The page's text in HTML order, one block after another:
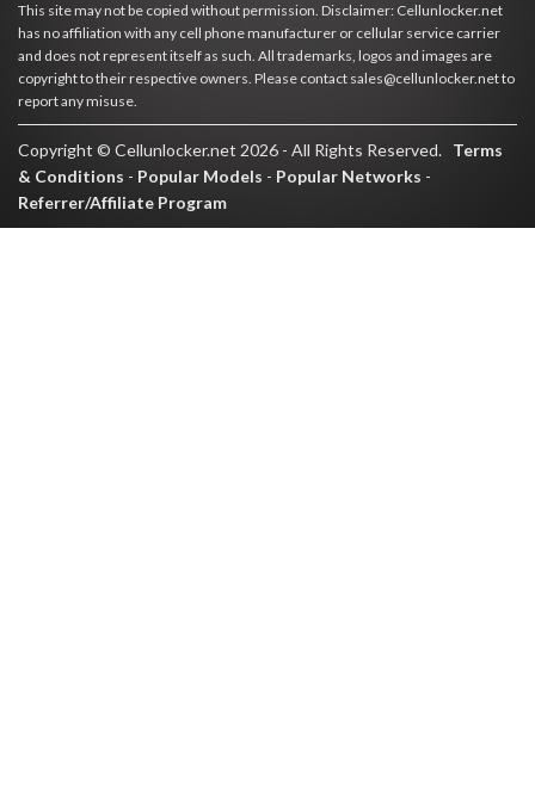
This site may not be copied without permission. Disclaimer: Cellunlocker.net
has no affiliation with any cell phone manufacturer or cellular service carrier
and does not represent itself as such. All trademarks, logos and images are
copyright to their respective owners. Please contact sales@cellunlocker.net to
report any misuse.
Copyright © Cellunlocker.net 2026 - All Rights Reserved. Terms
& Conditions - Popular Models - Popular Networks -
Referrer/Affiliate Program